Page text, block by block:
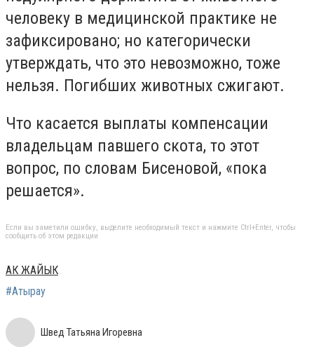
человеку в медицинской практике не
зафиксировано; но категорически
утверждать, что это невозможно, тоже
нельзя. Погибших животных сжигают.
Что касается выплаты компенсации
владельцам павшего скота, то этот
вопрос, по словам Бисеновой, «пока
решается».
Если вы заметили ошибку, выделите необходимый текст и нажмите Ctrl+Enter, чтобы
сообщить об этом редакции
АК ЖАЙЫК
#Атырау
Швед Татьяна Игоревна